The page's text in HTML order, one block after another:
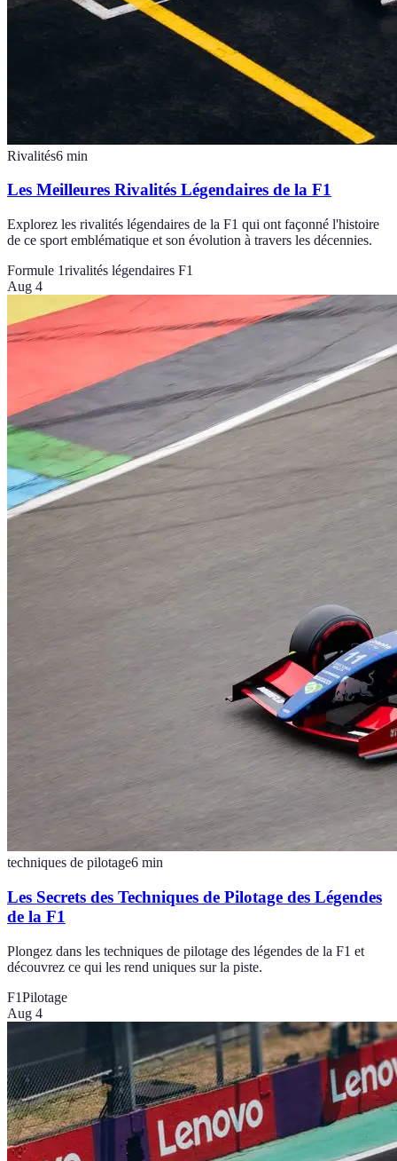
Rivalités6 min
Les Meilleures Rivalités Légendaires de la F1
Explorez les rivalités légendaires de la F1 qui ont façonné l'histoire
de ce sport emblématique et son évolution à travers les décennies.
Formule 1rivalités légendaires F1
Aug 4
techniques de pilotage6 min
Les Secrets des Techniques de Pilotage des Légendes
de la F1
Plongez dans les techniques de pilotage des légendes de la F1 et
découvrez ce qui les rend uniques sur la piste.
F1Pilotage
Aug 4